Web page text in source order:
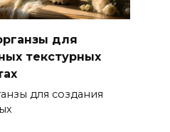
для
текстурных
для создания